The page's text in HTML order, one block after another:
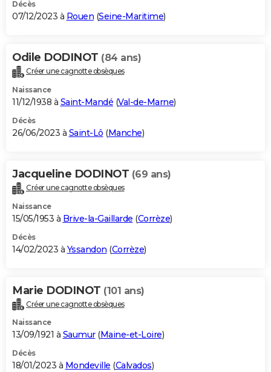
S'inscrire
Se connecter
Lycées
Collèges
Primaires
Universités
Entreprises
Service militaire
Avis de recherche
AVIS DE DÉCÈS
Bricolage
Lifestyle
Culture
Sport
Auto
Television
Voyage
Cinema
Décès
07/12/2023 à Rouen (Seine-Maritime)
Odile DODINOT (84 ans)
Créer une cagnotte obsèques
Naissance
11/12/1938 à Saint-Mandé (Val-de-Marne)
Décès
26/06/2023 à Saint-Lô (Manche)
Jacqueline DODINOT (69 ans)
Créer une cagnotte obsèques
Naissance
15/05/1953 à Brive-la-Gaillarde (Corrèze)
Décès
14/02/2023 à Yssandon (Corrèze)
Marie DODINOT (101 ans)
Créer une cagnotte obsèques
Naissance
13/09/1921 à Saumur(Maine-et-Loire)
Décès
18/01/2023 à Mondeville (Calvados)